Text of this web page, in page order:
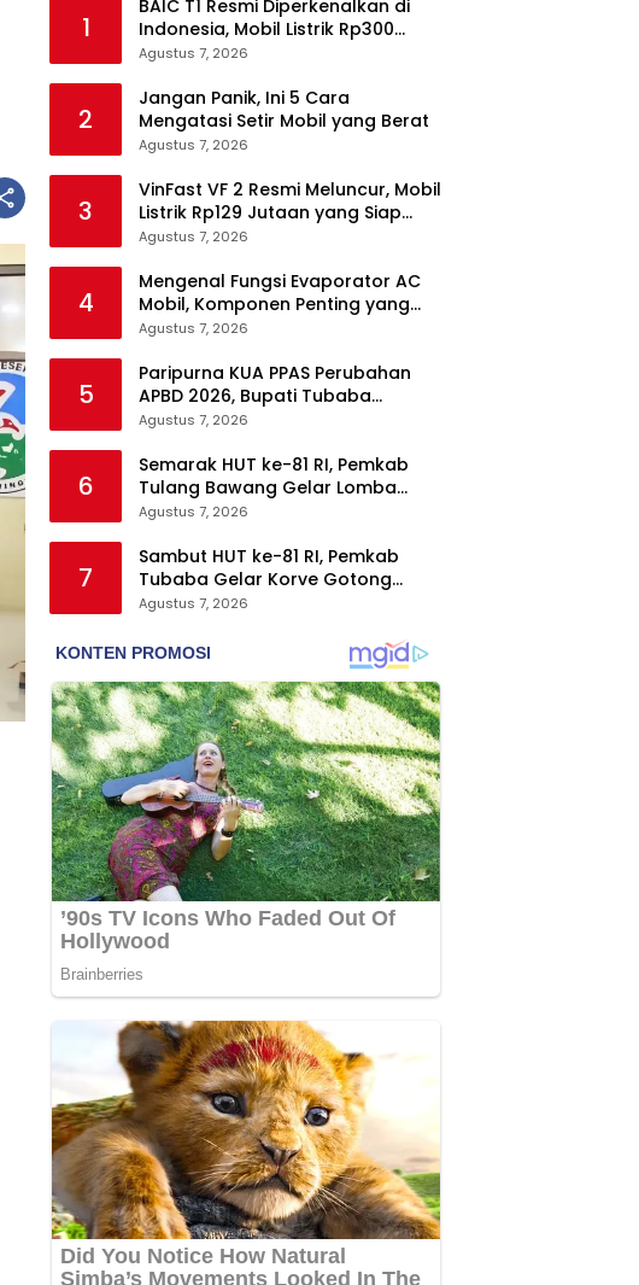
1
BAIC T1 Resmi Diperkenalkan di
Indonesia, Mobil Listrik Rp300
Jutaan Siap Ramaikan Pasar EV
Agustus 7, 2026
2
Jangan Panik, Ini 5 Cara
Mengatasi Setir Mobil yang Berat
Agustus 7, 2026
3
VinFast VF 2 Resmi Meluncur, Mobil
Listrik Rp129 Jutaan yang Siap
Jadi Alternatif Pengganti Motor
Agustus 7, 2026
4
Mengenal Fungsi Evaporator AC
Mobil, Komponen Penting yang
Sering Terlupakan
Agustus 7, 2026
5
Paripurna KUA PPAS Perubahan
APBD 2026, Bupati Tubaba
Targetkan Pendapatan Daerah
Agustus 7, 2026
6
Semarak HUT ke-81 RI, Pemkab
Tulang Bawang Gelar Lomba
Senam Udang Manis
Agustus 7, 2026
7
Sambut HUT ke-81 RI, Pemkab
Tubaba Gelar Korve Gotong
Royong dan Bersih-Bersih
Agustus 7, 2026